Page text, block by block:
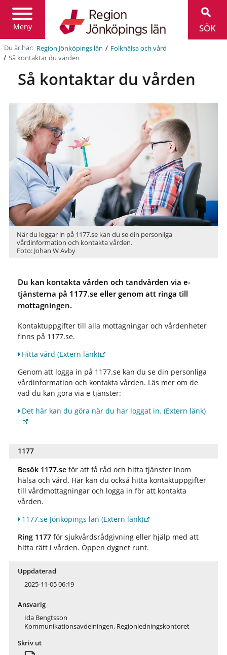
Meny
Jönköpings
län
SÖK
Du är här: Region Jönköpings län / Folkhälsa och vård
/ Så kontaktar du vården
Så kontaktar du vården
När du loggar in på 1177.se kan du se din personliga
vårdinformation och kontakta vården.
Foto: Johan W Avby
Du kan kontakta vården och tandvården via e-
tjänsterna på 1177.se eller genom att ringa till
mottagningen.
Kontaktuppgifter till alla mottagningar och vårdenheter
finns på 1177.se.
Hitta vård (Extern länk)
Genom att logga in på 1177.se kan du se din personliga
vårdinformation och kontakta vården. Läs mer om de
vad du kan göra via e-tjänster:
Det här kan du göra när du har loggat in. (Extern länk)
1177
Besök 1177.seför att få råd och hitta tjänster inom
hälsa och vård. Här kan du också hitta kontaktuppgifter
till vårdmottagningar och logga in för att kontakta
vården.
1177.se Jönköpings län (Extern länk)
Ring 1177för sjukvårdsrådgivning eller hjälp med att
hitta rätt i vården. Öppen dygnet runt.
Uppdaterad
2025-11-05 06:19
Ansvarig
Ida Bengtsson
Kommunikationsavdelningen, Regionledningskontoret
Skriv ut